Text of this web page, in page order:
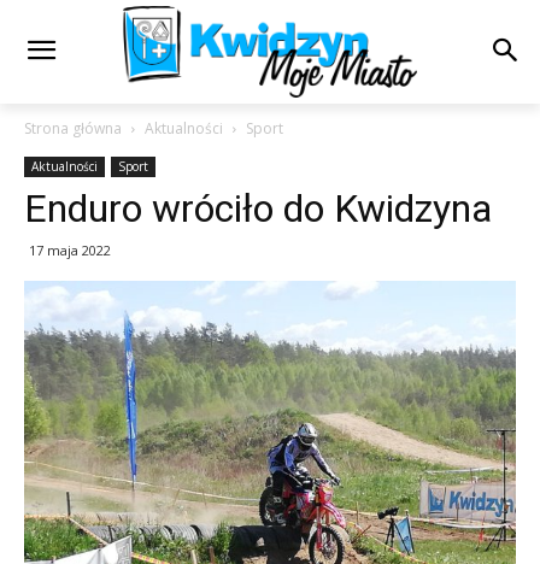
Strona główna Aktualności Sport
Aktualności Sport
Enduro wróciło do Kwidzyna
17 maja 2022